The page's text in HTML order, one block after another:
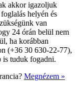
akkor igazoljuk
helyén és
van
24 órán belül nem
ha korábban
(+36 30 630-22-77),
is tuduk fogadni.
Megnézem »